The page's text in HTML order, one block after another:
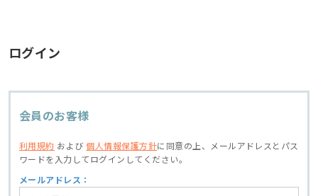
ログイン
会員のお客様
利用規約 および個人情報保護方針に同意の上、
メールアドレスとパス
ワードを入力してログインしてください。
メールアドレス：